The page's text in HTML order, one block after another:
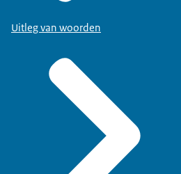
Uitleg van woorden